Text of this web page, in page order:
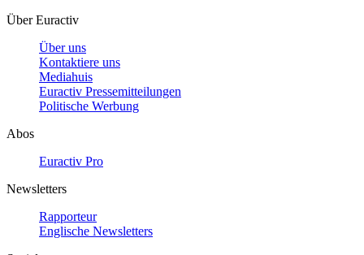
Über Euractiv
Über uns
Kontaktiere uns
Mediahuis
Euractiv Pressemitteilungen
Politische Werbung
Abos
Euractiv Pro
Newsletters
Rapporteur
Englische Newsletters